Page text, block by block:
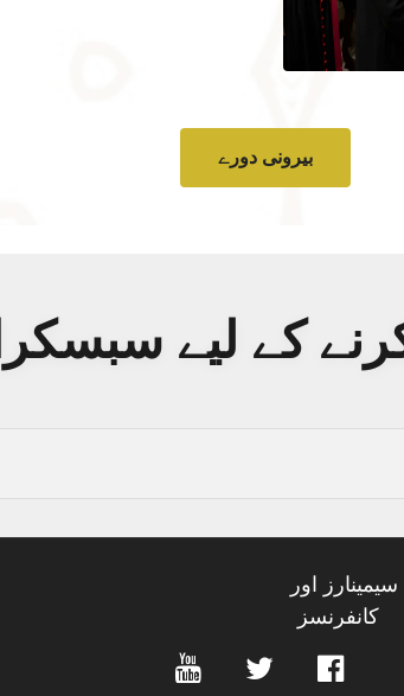
بیرونی دورے
کے لیے
سیمینارز اور
کانفرنسز